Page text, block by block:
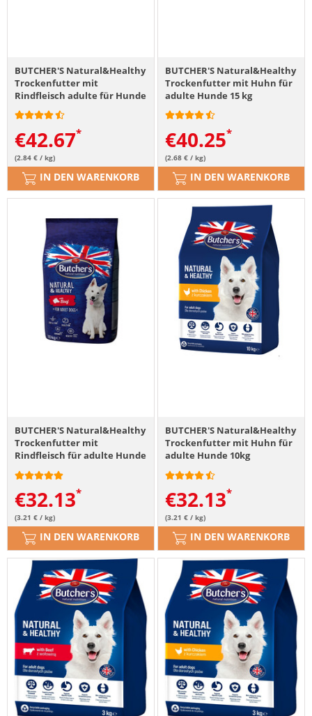
BUTCHER'S Natural&Healthy
Trockenfutter mit
Rindfleisch adulte für Hunde
15 kg
€42.67
(2.84 € / kg)
IN DEN WARENKORB
BUTCHER'S Natural&Healthy
Trockenfutter mit Huhn für
adulte Hunde 15 kg
€40.25
(2.68 € / kg)
IN DEN WARENKORB
BUTCHER'S Natural&Healthy
Trockenfutter mit
Rindfleisch für adulte Hunde
10 kg
€32.13
(3.21 € / kg)
IN DEN WARENKORB
BUTCHER'S Natural&Healthy
Trockenfutter mit Huhn für
adulte Hunde 10kg
€32.13
(3.21 € / kg)
IN DEN WARENKORB